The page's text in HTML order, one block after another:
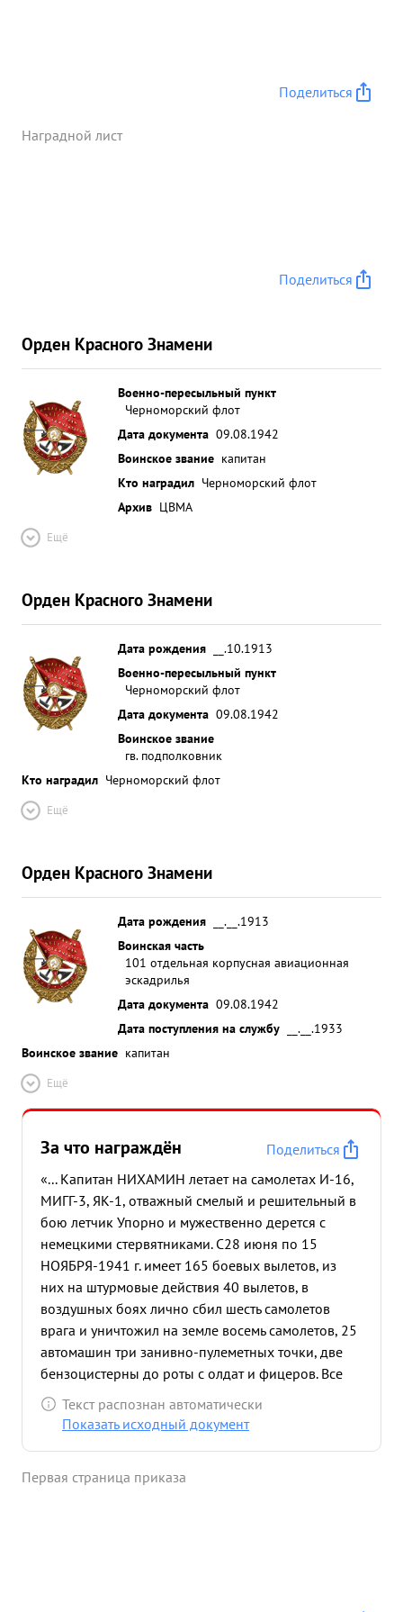
Поделиться
Наградной лист
Поделиться
Орден Красного Знамени
Военно-пересыльный пункт
Черноморский флот
Дата документа 09.08.1942
Воинское звание капитан
Кто наградил Черноморский флот
Архив ЦВМА
Ещё
Орден Красного Знамени
Дата рождения
__.10.1913
Военно-пересыльный пункт
Черноморский флот
Дата документа 09.08.1942
Воинское звание
гв. подполковник
Кто наградил Черноморский флот
Ещё
Орден Красного Знамени
Дата рождения
__.__.1913
Воинская часть
101 отдельная корпусная авиационная
эскадрилья
Дата документа 09.08.1942
Дата поступления на службу
__.__.1933
Воинское звание капитан
Ещё
За что награждён
Поделиться
«... Капитан НИХАМИН летает на самолетах И-16,
МИГГ-3, ЯК-1, отважный смелый и решительный в
бою летчик Упорно и мужественно дерется с
немецкими стервятниками. С28 июня по 15
НОЯБРЯ-1941 г. имеет 165 боевых вылетов, из
них на штурмовые действия 40 вылетов, в
воздушных боях лично сбил шесть самолетов
врага и уничтожил на земле восемь самолетов, 25
автомашин три занивно-пулеметных точки, две
бензоцистерны до роты с олдат и фицеров. Все
сбитые самолкты и результаты штурмовых
действий подтверждены личным, составом,
командованием капитана тов. НИХАМИНА- имеет:
Текст распознан автоматически
Показать исходный документ
Первая страница приказа